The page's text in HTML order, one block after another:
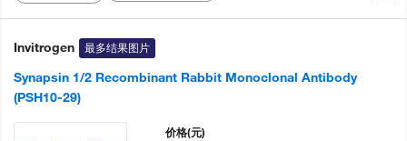
Invitrogen 最多结果图片
Synapsin 1/2 Recombinant Rabbit Monoclonal Antibody
(PSH10-29)
价格(元)